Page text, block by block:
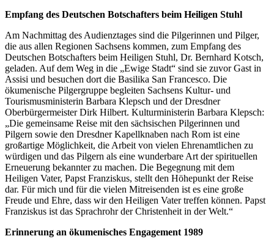
Empfang des Deutschen Botschafters beim Heiligen Stuhl
Am Nachmittag des Audienztages sind die Pilgerinnen und Pilger,
die aus allen Regionen Sachsens kommen, zum Empfang des
Deutschen Botschafters beim Heiligen Stuhl, Dr. Bernhard Kotsch,
geladen. Auf dem Weg in die „Ewige Stadt“ sind sie zuvor Gast in
Assisi und besuchen dort die Basilika San Francesco. Die
ökumenische Pilgergruppe begleiten Sachsens Kultur- und
Tourismusministerin Barbara Klepsch und der Dresdner
Oberbürgermeister Dirk Hilbert. Kulturministerin Barbara Klepsch:
„Die gemeinsame Reise mit den sächsischen Pilgerinnen und
Pilgern sowie den Dresdner Kapellknaben nach Rom ist eine
großartige Möglichkeit, die Arbeit von vielen Ehrenamtlichen zu
würdigen und das Pilgern als eine wunderbare Art der spirituellen
Erneuerung bekannter zu machen. Die Begegnung mit dem
Heiligen Vater, Papst Franziskus, stellt den Höhepunkt der Reise
dar. Für mich und für die vielen Mitreisenden ist es eine große
Freude und Ehre, dass wir den Heiligen Vater treffen können. Papst
Franziskus ist das Sprachrohr der Christenheit in der Welt.“
Erinnerung an ökumenisches Engagement 1989